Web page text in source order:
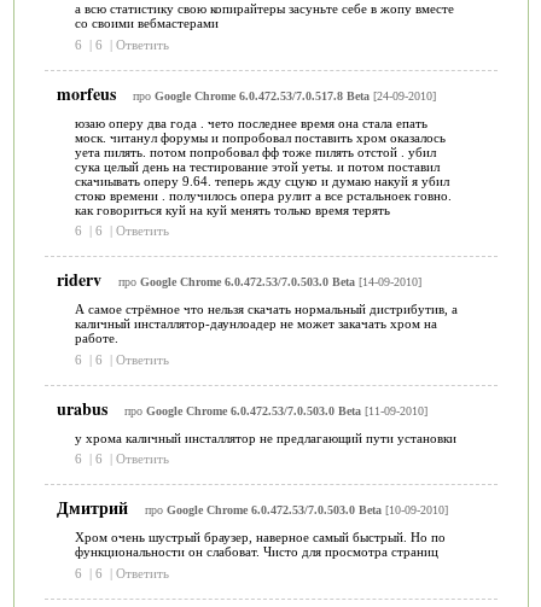
а всю статистику свою копирайтеры засуньте себе в жопу вместе
со своими вебмастерами
6
| 6 | Ответить
morfeus про Google Chrome 6.0.472.53/7.0.517.8 Beta[24-09-2010]
юзаю оперу два года . чето последнее время она стала епать
моск. читанул форумы и попробовал поставить хром оказалось
уета пилять. потом попробовал фф тоже пилять отстой . убил
сука целый день на тестирование этой уеты. и потом поставил
скачиывать оперу 9.64. теперь жду сцуко и думаю накуй я убил
стоко времени . получилось опера рулит а все рстальноек говно.
как говориться куй на куй менять только время терять
6
| 6 | Ответить
riderv про Google Chrome 6.0.472.53/7.0.503.0 Beta[14-09-2010]
А самое стрёмное что нельзя скачать нормальный дистрибутив, а
каличный инсталлятор-даунлоадер не может закачать хром на
работе.
6
| 6 | Ответить
urabus про Google Chrome 6.0.472.53/7.0.503.0 Beta[11-09-2010]
у хрома каличный инсталлятор не предлагающий пути установки
6
| 6 | Ответить
Дмитрий про Google Chrome 6.0.472.53/7.0.503.0 Beta[10-09-2010]
Хром очень шустрый браузер, наверное самый быстрый. Но по
функциональности он слабоват. Чисто для просмотра страниц
6
| 6 | Ответить